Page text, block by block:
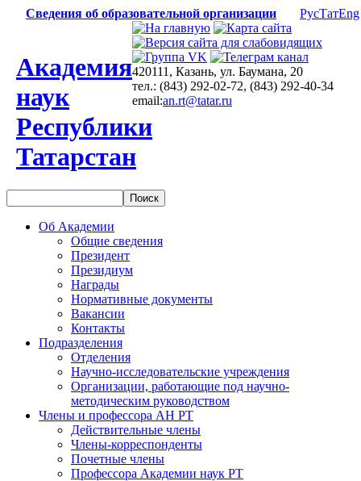
Сведения об образовательной организации РусТатEng
Академия
наук
Республики
Татарстан
420111, Казань, ул. Баумана, 20
тел.: (843) 292-02-72, (843) 292-40-34
email:an.rt@tatar.ru
Об Академии
Общие сведения
Президент
Президиум
Награды
Нормативные документы
Вакансии
Контакты
Подразделения
Отделения
Научно-исследовательские учреждения
Организации, работающие под научно-
методическим руководством
Члены и профессора АН РТ
Действительные члены
Члены-корреспонденты
Почетные члены
Профессора Академии наук РТ